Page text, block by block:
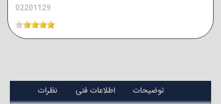
02201129
توضیحات اطلاعات فنی نظرات